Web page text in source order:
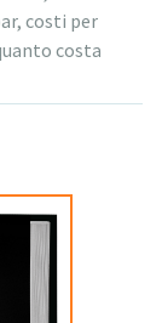
, costi per
costa